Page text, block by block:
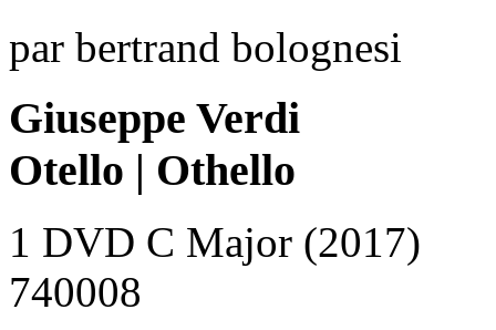
par bertrand bolognesi
Giuseppe Verdi
Otello | Othello
1 DVD C Major (2017)
740008